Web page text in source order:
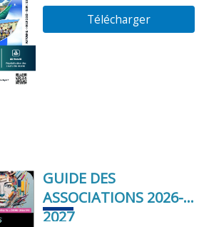
Télécharger
GUIDE DES
ASSOCIATIONS 2026-
2027